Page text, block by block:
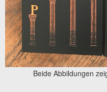
Beide Abbildungen